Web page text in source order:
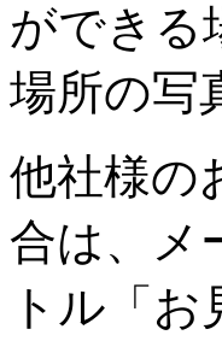
ができる
場所の写
他社様の
合は、メ
トル「